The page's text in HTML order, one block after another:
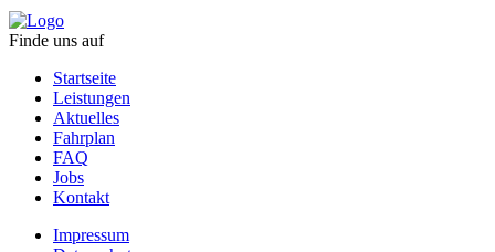
Finde uns auf
Startseite
Leistungen
Aktuelles
Fahrplan
FAQ
Jobs
Kontakt
Impressum